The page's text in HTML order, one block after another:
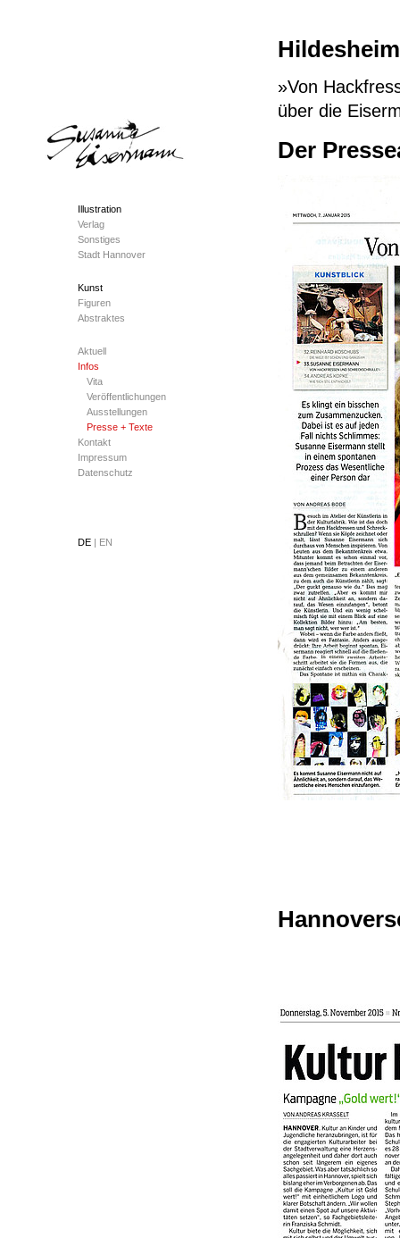
Illustration
Verlag
Sonstiges
Stadt Hannover
Kunst
Figuren
Abstraktes
Aktuell
Infos
Vita
Veröffentlichungen
Ausstellungen
Presse + Texte
Kontakt
Impressum
Datenschutz
DE | EN
»Von
über die
Der